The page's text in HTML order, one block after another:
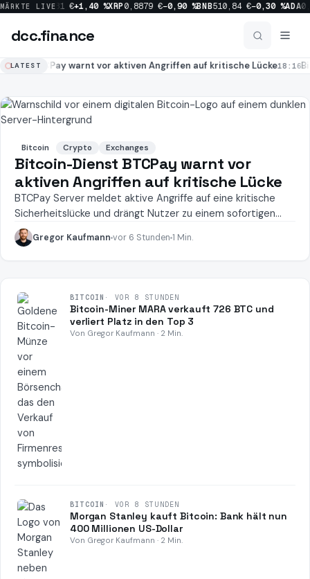
MÄRKTE LIVE
%SOL 63,81 € +1,40 % XRP0,8879 € −0,90 % BNB510,84 € −0,30 % ADA
dcc.finance
LATESTBTCPay warnt vor aktiven Angriffen auf kritische Lücke18:16
Bitcoin Crypto Exchanges
Bitcoin-Dienst BTCPay warnt vor
aktiven Angriffen auf kritische Lücke
BTCPay Server meldet aktive Angriffe auf eine kritische
Sicherheitslücke und drängt Nutzer zu einem sofortigen
Update.
Gregor Kaufmann vor 6 Stunden 1 Min.
BITCOIN · VOR 8 STUNDEN
Bitcoin-Miner MARA verkauft 726 BTC und
verliert Platz in den Top 3
Von Gregor Kaufmann · 2 Min.
BITCOIN · VOR 8 STUNDEN
Morgan Stanley kauft Bitcoin: Bank hält nun
400 Millionen US-Dollar
Von Gregor Kaufmann · 2 Min.
dcc.finance
Coins Übersicht
News
Prognosen
Sektoren